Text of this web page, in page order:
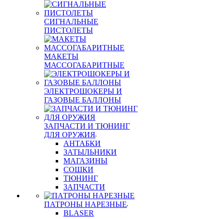
СИГНАЛЬНЫЕ
ПИСТОЛЕТЫ
МАКЕТЫ
МАССОГАБАРИТНЫЕ
ЭЛЕКТРОШОКЕРЫ И
ГАЗОВЫЕ БАЛЛОНЫ
ЗАПЧАСТИ И ТЮНИНГ
ДЛЯ ОРУЖИЯ
АНТАБКИ
ЗАТЫЛЬНИКИ
МАГАЗИНЫ
СОШКИ
ТЮНИНГ
ЗАПЧАСТИ
ПАТРОНЫ НАРЕЗНЫЕ
BLASER